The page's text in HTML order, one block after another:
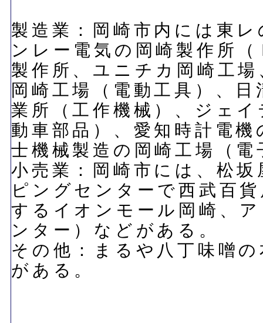
製造業：岡崎市内には東
ンレー電気の岡崎製作所
製作所、ユニチカ岡崎工
岡崎工場（電動工具）、
業所（工作機械）、ジェ
動車部品）、愛知時計電
士機械製造の岡崎工場（
小売業：岡崎市には、松
ピングセンターで西武百
するイオンモール岡崎、
ンター）などがある。
その他：まるや八丁味噌
がある。